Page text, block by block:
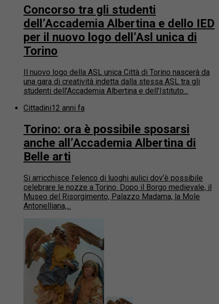
Concorso tra gli studenti
dell’Accademia Albertina e dello IED
per il nuovo logo dell’Asl unica di
Torino
Il nuovo logo della ASL unica Città di Torino nascerà da
una gara di creatività indetta dalla stessa ASL tra gli
studenti dell’Accademia Albertina e dell’Istituto...
Cittadini12 anni fa
Torino: ora è possibile sposarsi
anche all’Accademia Albertina di
Belle arti
Si arricchisce l’elenco di luoghi aulici dov’è possibile
celebrare le nozze a Torino. Dopo il Borgo medievale, il
Museo del Risorgimento, Palazzo Madama, la Mole
Antonelliana,...